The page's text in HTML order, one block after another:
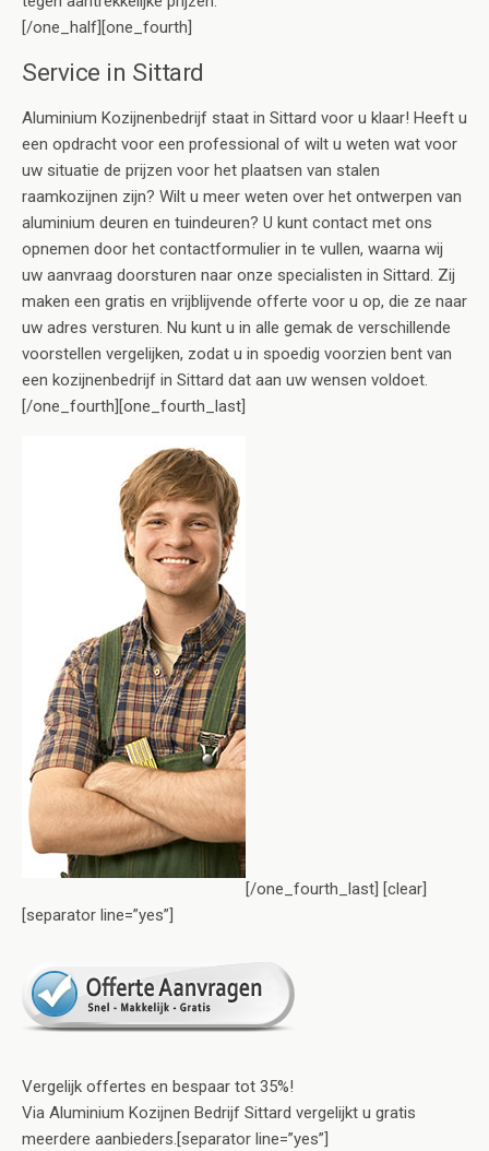
[/one_half][one_fourth]
Service in Sittard
Aluminium Kozijnenbedrijf staat in Sittard voor u klaar! Heeft u
een opdracht voor een professional of wilt u weten wat voor
uw situatie de prijzen voor het plaatsen van stalen
raamkozijnen zijn? Wilt u meer weten over het ontwerpen van
aluminium deuren en tuindeuren? U kunt contact met ons
opnemen door het contactformulier in te vullen, waarna wij
uw aanvraag doorsturen naar onze specialisten in Sittard. Zij
maken een gratis en vrijblijvende offerte voor u op, die ze naar
uw adres versturen. Nu kunt u in alle gemak de verschillende
voorstellen vergelijken, zodat u in spoedig voorzien bent van
een kozijnenbedrijf in Sittard dat aan uw wensen voldoet.
[/one_fourth][one_fourth_last]
[/one_fourth_last] [clear]
[separator line=”yes”]
Vergelijk offertes en bespaar tot 35%!
Via Aluminium Kozijnen Bedrijf Sittard vergelijkt u gratis
meerdere aanbieders.[separator line=”yes”]